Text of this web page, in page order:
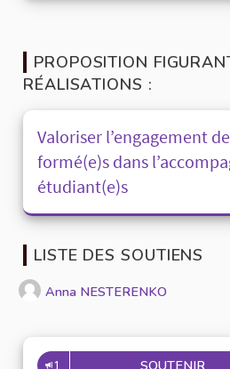
PROPOSITION
RÉALISATIONS :
Valoriser l’engagement
formé(e)s dans
étudiant(e)s
LISTE DES SOUTIENS
Anna NESTERENKO
1 SOUTENIR